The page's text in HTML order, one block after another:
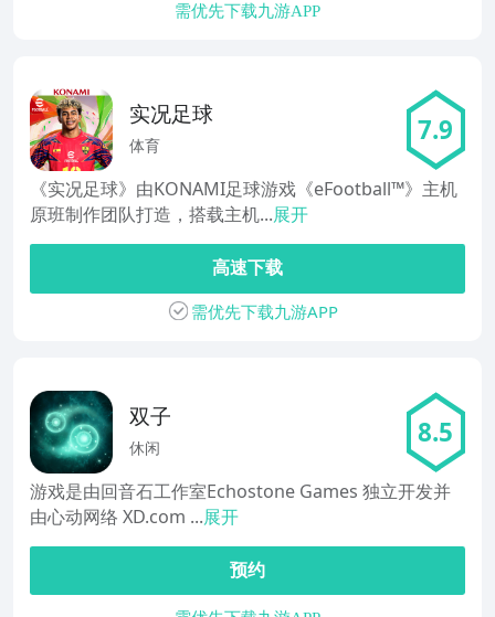
需优先下载九游APP
实况足球
体育 7.9
《实况足球》由KONAMI足球游戏《eFootball™》主机
原班制作团队打造，搭载主机...展开
高速下载
需优先下载九游APP
双子
休闲 8.5
游戏是由回音石工作室Echostone Games 独立开发并
由心动网络 XD.com ...展开
预约